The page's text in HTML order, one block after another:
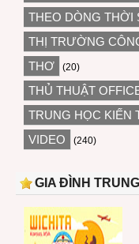
THEO DÒNG THỜI
THỊ TRƯỜNG
THƠ (20)
THỦ THUẬT
TRUNG HỌC KIẾN
VIDEO (240)
GIA ĐÌNH